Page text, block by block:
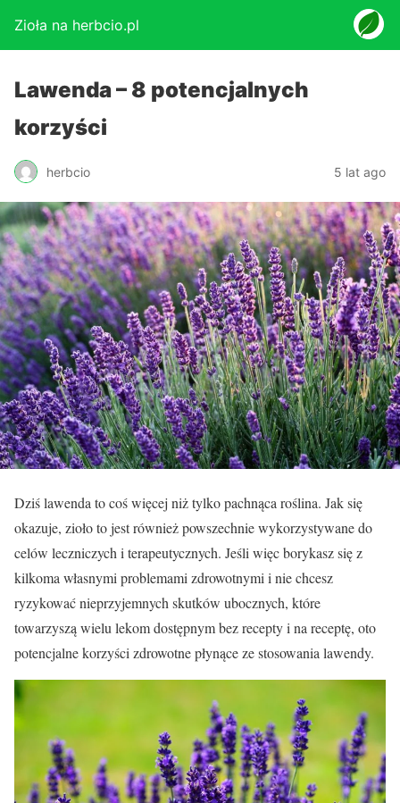
Zioła na herbcio.pl
Lawenda – 8 potencjalnych
korzyści
herbcio 5 lat ago
Dziś lawenda to coś więcej niż tylko pachnąca roślina. Jak się
okazuje, zioło to jest również powszechnie wykorzystywane do
celów leczniczych i terapeutycznych. Jeśli więc borykasz się z
kilkoma własnymi problemami zdrowotnymi i nie chcesz
ryzykować nieprzyjemnych skutków ubocznych, które
towarzyszą wielu lekom dostępnym bez recepty i na receptę, oto
potencjalne korzyści zdrowotne płynące ze stosowania lawendy.